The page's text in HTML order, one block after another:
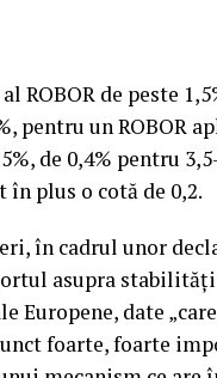
ROBOR de peste
pentru un ROBOR
de 0,4% pentru
în plus o cotă de 0,2.
în cadrul unor
asupra
Europene, date „care
foarte, foarte